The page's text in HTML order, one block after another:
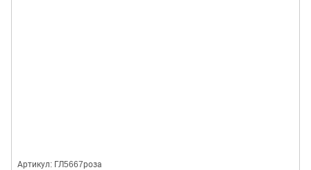
Артикул: ГЛ5667роза